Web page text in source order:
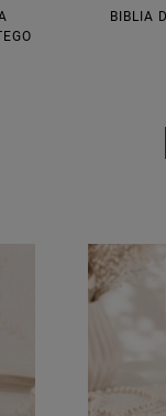
DO
BIBLIA